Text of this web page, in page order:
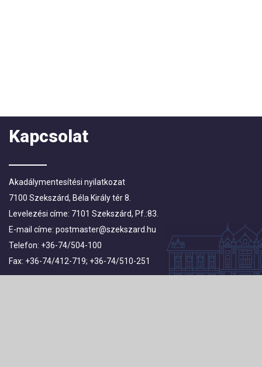
Kapcsolat
Akadálymentesítési nyilatkozat
7100 Szekszárd, Béla Király tér 8.
Levelezési címe: 7101 Szekszárd, Pf.:83.
E-mail címe: postmaster@szekszard.hu
Telefon: +36-74/504-100
Fax: +36-74/412-719; +36-74/510-251